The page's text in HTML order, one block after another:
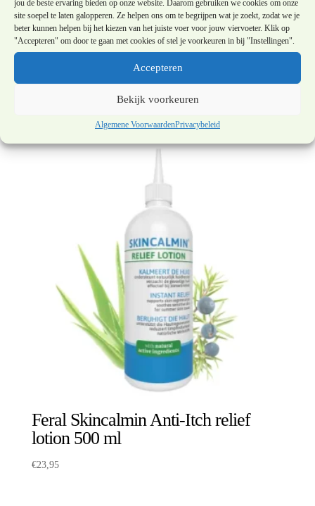
jou de beste ervaring bieden op onze website. Daarom gebruiken we cookies om onze
site soepel te laten galopperen. Ze helpen ons om te begrijpen wat je zoekt, zodat we je
beter kunnen helpen bij het kiezen van het juiste voer voor jouw viervoeter. Klik op
"Accepteren" om door te gaan met cookies of stel je voorkeuren in bij "Instellingen".
Accepteren
Bekijk voorkeuren
Algemene VoorwaardenPrivacybeleid
Hertshoornolie 5 ml
Feral Skincalmin Anti-Itch relief
lotion 500 ml
€23,95